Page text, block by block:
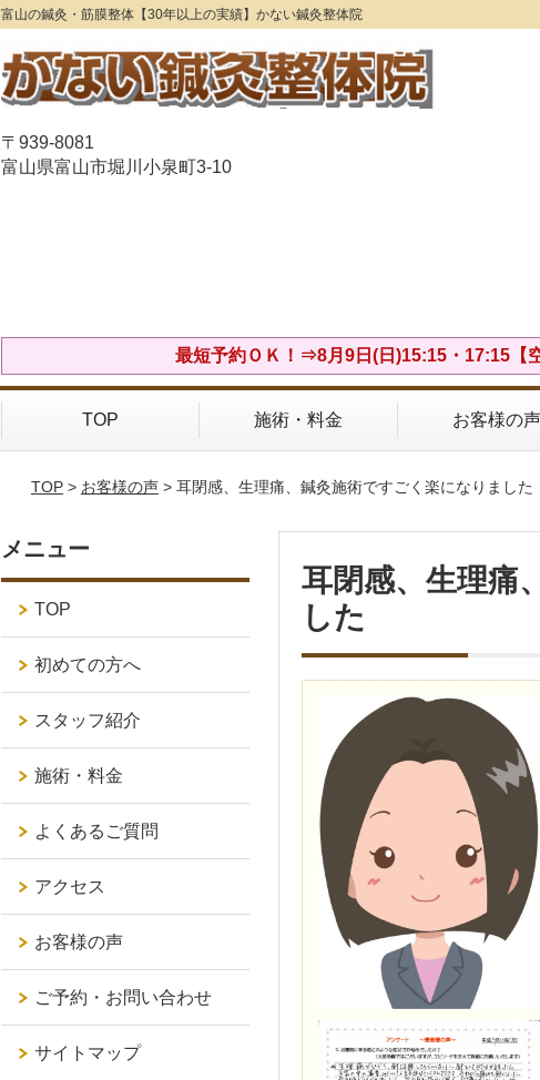
富山の鍼灸・筋膜整体【30年以上の実績】かない鍼灸整体院
〒939-8081
富山県富山市堀川小泉町3-10
最短予約ＯＫ！⇒8月9日(日)15:15・17:15【
TOP 施術・料金 お客様の声
TOP> お客様の声> 耳閉感、生理痛、鍼灸施術ですごく楽になりました
耳閉感、生理痛
した
メニュー
TOP
初めての方へ
スタッフ紹介
施術・料金
よくあるご質問
アクセス
お客様の声
ご予約・お問い合わせ
サイトマップ